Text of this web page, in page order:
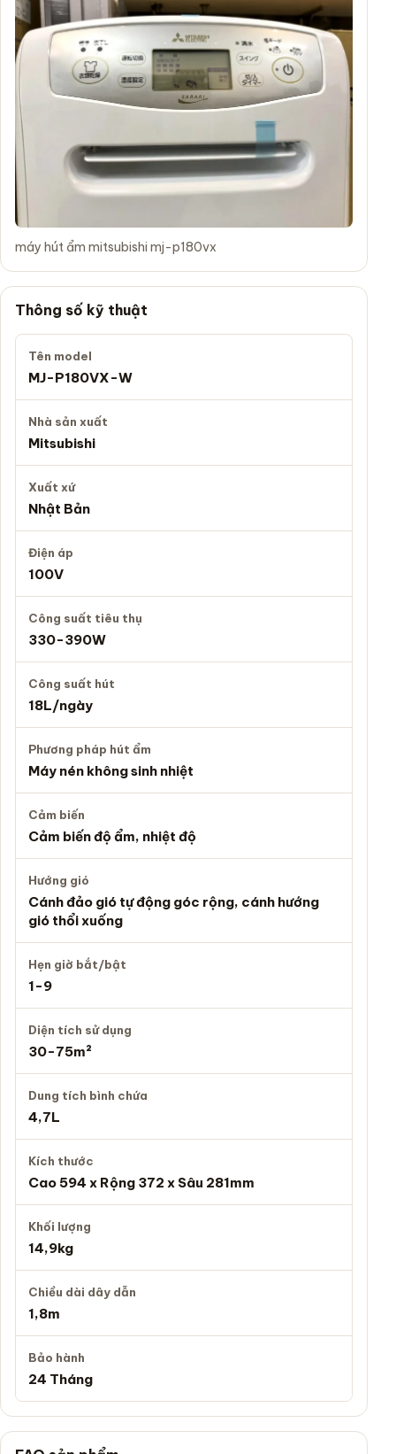
máy hút ẩm mitsubishi mj-p180vx
Thông số kỹ thuật
Tên model
MJ-P180VX-W
Nhà sản xuất
Mitsubishi
Xuất xứ
Nhật Bản
Điện áp
100V
Công suất tiêu thụ
330-390W
Công suất hút
18L/ngày
Phương pháp hút ẩm
Máy nén không sinh nhiệt
Cảm biến
Cảm biến độ ẩm, nhiệt độ
Hướng gió
Cánh đảo gió tự động góc rộng, cánh hướng
gió thổi xuống
Hẹn giờ bắt/bật
1-9
Diện tích sử dụng
30-75m²
Dung tích bình chứa
4,7L
Kích thước
Cao 594 x Rộng 372 x Sâu 281mm
Khối lượng
14,9kg
Chiều dài dây dẫn
1,8m
Bảo hành
24 Tháng